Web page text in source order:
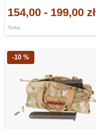
Torby
154,00 - 199,00 zł
-10 %